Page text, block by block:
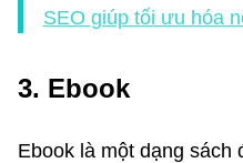
SEO giúp tối ưu hóa
3. Ebook
Ebook là một dạng